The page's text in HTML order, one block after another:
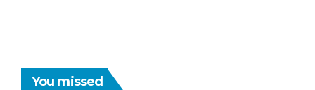
You missed